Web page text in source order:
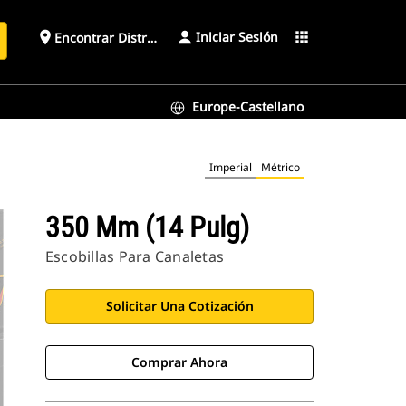
place Encontrar Distribuidor Iniciar Sesión apps
Europe-Castellano
Imperial Métrico
350 Mm (14 Pulg)
Escobillas Para Canaletas
Solicitar Una Cotización
Comprar Ahora